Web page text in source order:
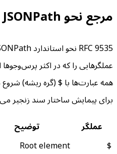
مرجع نحو JSONPath
عملگرهایی را که در اکثر
همه عبارت‌ها با $ (گره ریشه)
برای پیمایش ساختار سند زنجیر
عملگر
توضیح
$
Root element